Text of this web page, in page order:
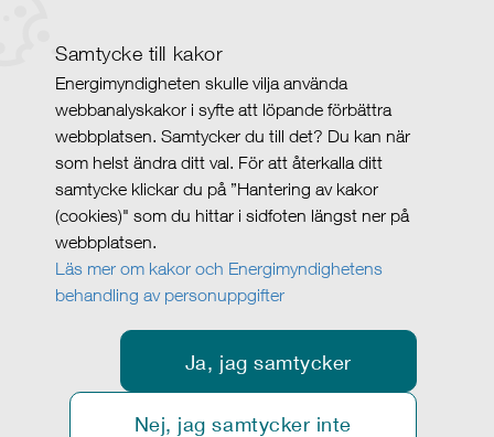
Samtycke till kakor
Energimyndigheten skulle vilja använda
webbanalyskakor i syfte att löpande förbättra
webbplatsen. Samtycker du till det? Du kan när
som helst ändra ditt val. För att återkalla ditt
samtycke klickar du på ”Hantering av kakor
(cookies)" som du hittar i sidfoten längst ner på
webbplatsen.
Läs mer om kakor och Energimyndighetens
behandling av personuppgifter
Ja, jag samtycker
Nej, jag samtycker inte